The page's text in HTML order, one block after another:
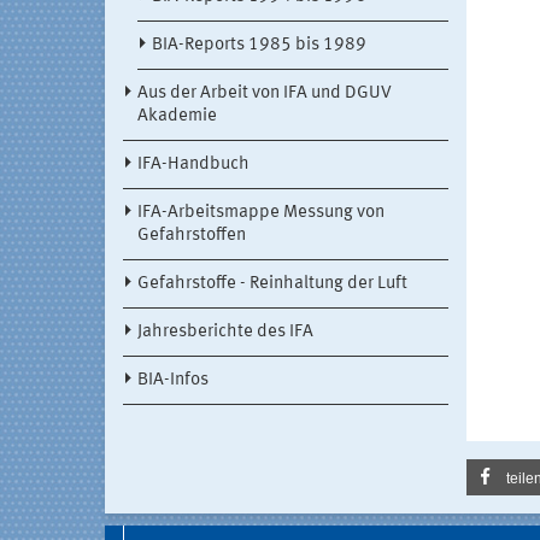
BIA-Reports 1985 bis 1989
Aus der Arbeit von IFA und DGUV
Akademie
IFA-Handbuch
IFA-Arbeitsmappe Messung von
Gefahrstoffen
Gefahrstoffe - Reinhaltung der Luft
Jahresberichte des IFA
BIA-Infos
teilen